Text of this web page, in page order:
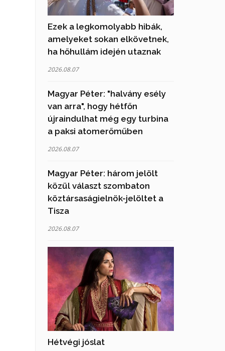
Ezek a legkomolyabb hibák,
amelyeket sokan elkövetnek,
ha hőhullám idején utaznak
2026.08.07
Magyar Péter: "halvány esély
van arra", hogy hétfőn
újraindulhat még egy turbina
a paksi atomerőműben
2026.08.07
Magyar Péter: három jelölt
közül választ szombaton
köztársaságielnök-jelöltet a
Tisza
2026.08.07
Hétvégi jóslat